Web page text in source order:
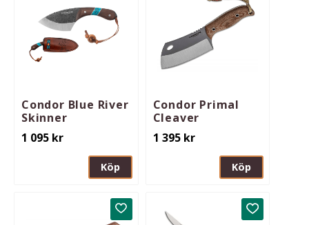
Condor Blue River
Skinner
1 095 kr
Köp
Condor Primal
Cleaver
1 395kr
Köp
Lägg till i favoriter Lägg till i